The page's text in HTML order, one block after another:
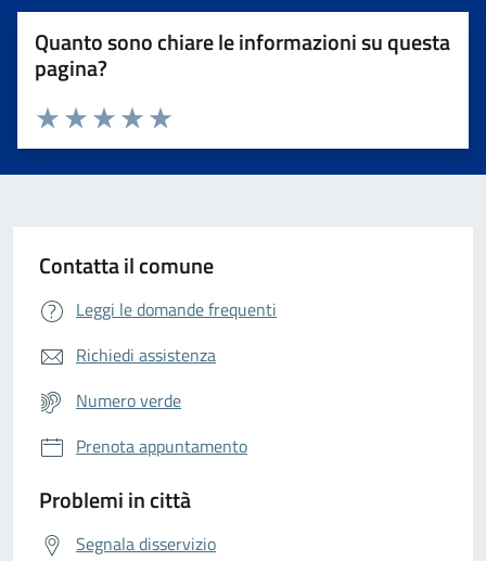
Quanto sono chiare le informazioni su questa
pagina?
Valuta da 1 a 5 stelle la pagina
Valuta 5 stelle su 5
Valuta 4 stelle su 5
Valuta 3 stelle su 5
Valuta 2 stelle su 5
Valuta 1 stelle su 5
Contatta il comune
Leggi le domande frequenti
Richiedi assistenza
Numero verde
Prenota appuntamento
Problemi in città
Segnala disservizio